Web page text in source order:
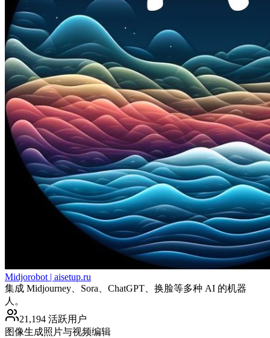
Midjorobot | aisetup.ru
集成 Midjourney、Sora、ChatGPT、换脸等多种 AI 的机器
人。
21,194 活跃用户
图像生成照片与视频编辑